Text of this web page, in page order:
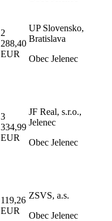
2
288,40
EUR
UP Slovensko,
Bratislava
Obec Jelenec
3
334,99
EUR
JF Real, s.r.o.,
Jelenec
Obec Jelenec
119,26
EUR
ZSVS, a.s.
Obec Jelenec